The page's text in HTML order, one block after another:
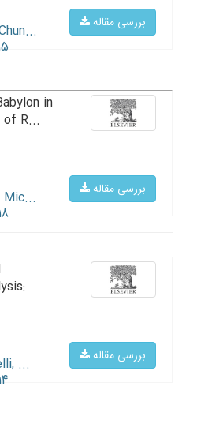
بررسی مقاله
Chun...
2015
بررسی مقاله
Babylon in
of R...
Mic...
2018
بررسی مقاله
...
2014